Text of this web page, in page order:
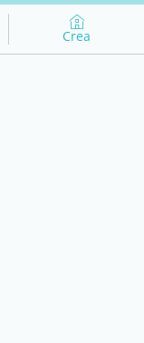
Crea